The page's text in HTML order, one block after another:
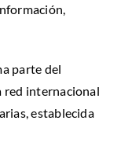
parte del
red internacional
establecida